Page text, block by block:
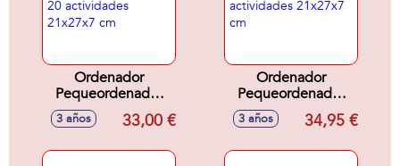
Ordenador
Pequeordenador
rosa 20 actividades
21x27x7 cm
3 años 33,00 €
Ordenador
Pequeordenador
20 actividades
21x27x7 cm
3 años 34,95 €